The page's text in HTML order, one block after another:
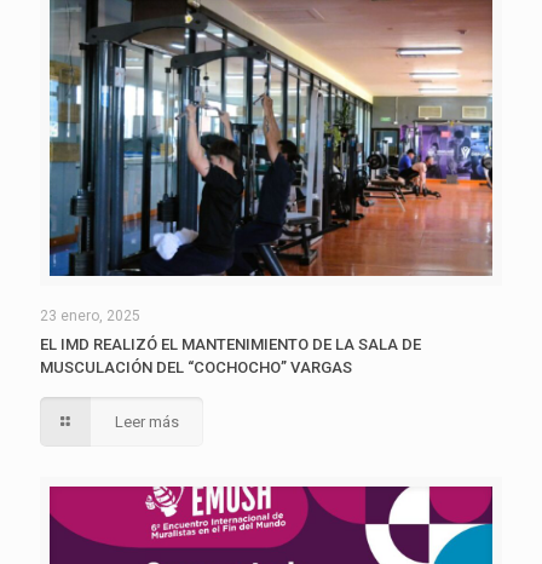
23 enero, 2025
EL IMD REALIZÓ EL MANTENIMIENTO DE LA SALA DE
MUSCULACIÓN DEL “COCHOCHO” VARGAS
Leer más